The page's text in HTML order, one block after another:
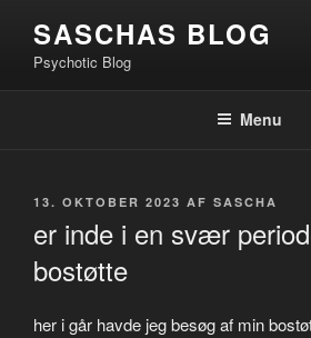
indhold
SASCHAS BLOG
Psychotic Blog
Menu
UDGIVET
13. OKTOBER 2023 AF SASCHA
er inde i en svær
bostøtte
her i går havde jeg besøg af min